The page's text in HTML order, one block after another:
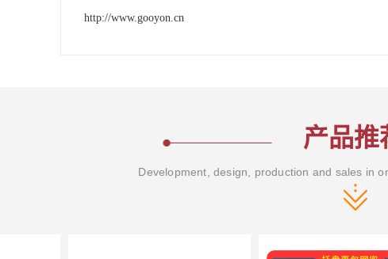
http://www.gooyon.cn
产品推
Development, design, production and sales in